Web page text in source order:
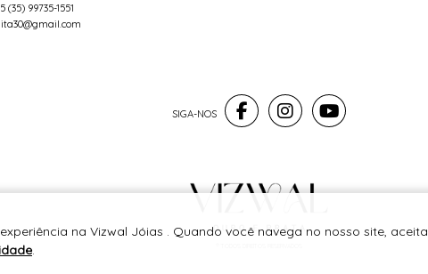
(35) 99735-1551
na Vizwal Jóias . Quando você navega no nosso site, aceita
.